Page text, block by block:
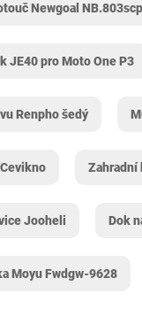
Newgoal
JE40 pro Moto One P3
Renpho šedý
Zahradní
Jooheli Dok
Moyu ‎Fwdgw-9628